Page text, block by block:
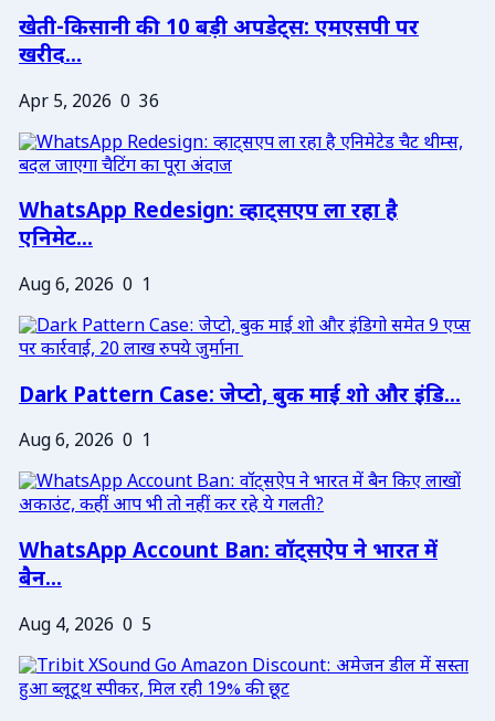
खेती-किसानी की 10 बड़ी अपडेट्स: एमएसपी पर
खरीद...
Apr 5, 2026 0 36
WhatsApp Redesign: व्हाट्सएप ला रहा है
एनिमेट...
Aug 6, 2026 0 1
Dark Pattern Case: जेप्टो, बुक माई शो और इंडि...
Aug 6, 2026 0 1
WhatsApp Account Ban: वॉट्सऐप ने भारत में
बैन...
Aug 4, 2026 0 5